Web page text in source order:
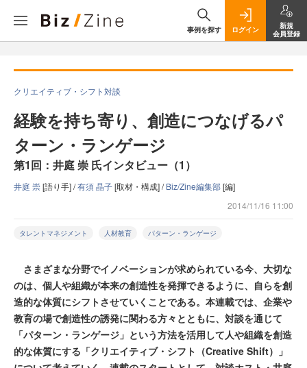
事例を探す ログイン
新規
会員登録
クリエイティブ・シフト対談
経験を持ち寄り、創造につなげるパ
ターン・ランゲージ
第1回：井庭 崇 氏インタビュー（1）
井庭 崇[語り手] /有須 晶子[取材・構成] /Biz/Zine編集部[編]
2014/11/16 11:00
タレントマネジメント 人材教育 パターン・ランゲージ
さまざまな分野でイノベーションが求められている今、大切な
のは、個人や組織が本来の創造性を発揮できるように、自らを創
造的な体質にシフトさせていくことである。本連載では、企業や
教育の場で創造性の誘発に関わる方々とともに、対談を通じて
「パターン・ランゲージ」という方法を活用して人や組織を創造
的な体質にする「クリエイティブ・シフト（Creative Shift）」